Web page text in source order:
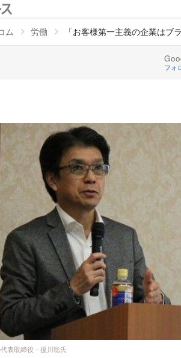
ム 労働 「お客様第一主義の企業は
フォ
表取締役・援川聡氏